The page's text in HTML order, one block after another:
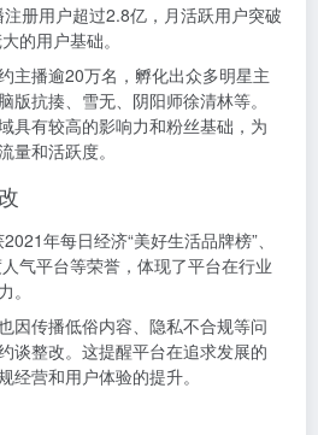
注册用户超过2.8亿，月活跃用户突破
的用户基础。
主播逾20万名，孵化出众多明星主
版抗揍、雪无、阴阳师徐清林等。
具有较高的影响力和粉丝基础，为
量和活跃度。
年每日经济“美好生活品牌榜”、
气平台等荣誉，体现了平台在行业
因传播低俗内容、隐私不合规等问
谈整改。这提醒平台在追求发展的
经营和用户体验的提升。